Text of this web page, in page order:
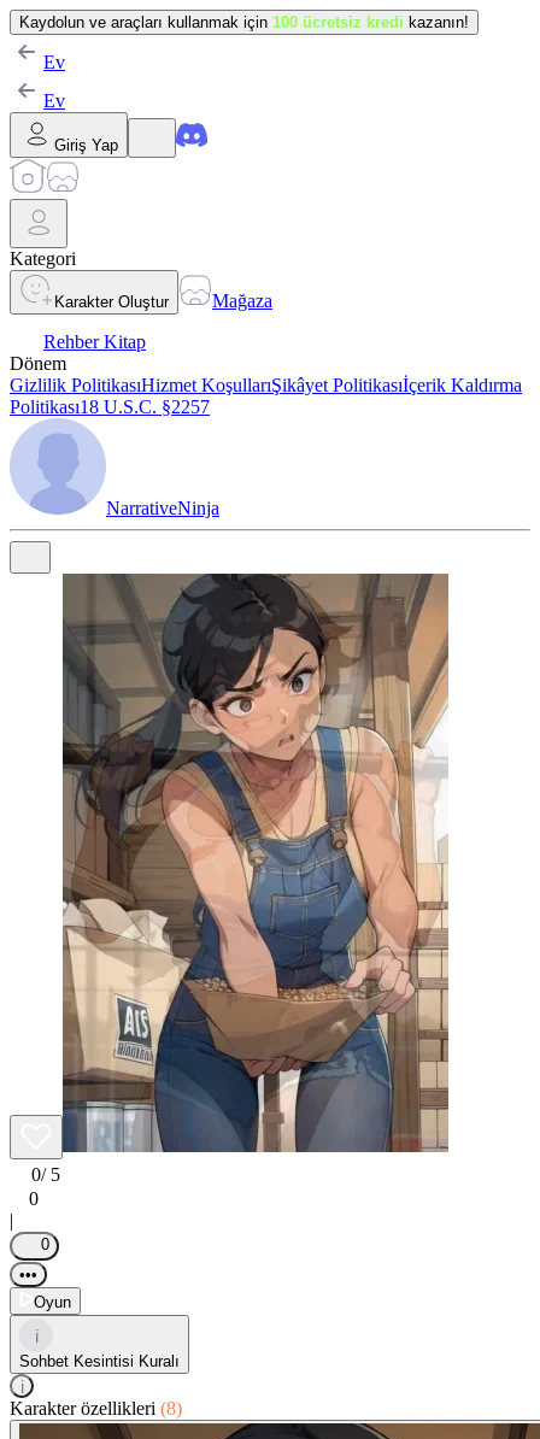
Kaydolun ve araçları kullanmak için 100 ücretsiz kredi kazanın!
Ev
Ev
Giriş Yap
Kategori
Karakter Oluştur
Mağaza
Rehber Kitap
Dönem
Gizlilik PolitikasıHizmet KoşullarıŞikâyet Politikasıİçerik Kaldırma
Politikası18 U.S.C. §2257
NarrativeNinja
0/ 5
0
|
0
•••
Oyun
i
Sohbet Kesintisi Kuralı
i
Karakter özellikleri (8)